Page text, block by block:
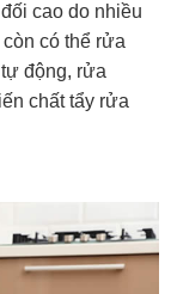
cao do nhiều
có thể rửa
động, rửa
chất tẩy rửa